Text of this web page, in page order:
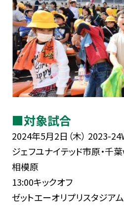
■対象試合
2024年5月2日（木） 2023-
ジェフユナイテッド市原・千
相模原
13:00キックオフ
ゼットエーオリプリスタジアム